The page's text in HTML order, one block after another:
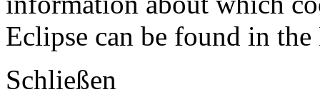
Eclipse can be found in
Schließen